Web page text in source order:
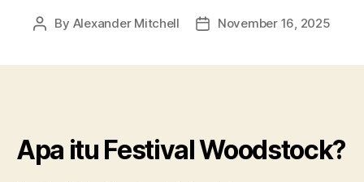
Post
By Alexander Mitchell
PostNovember 16, 2025
Apa itu Festival Woodstock?